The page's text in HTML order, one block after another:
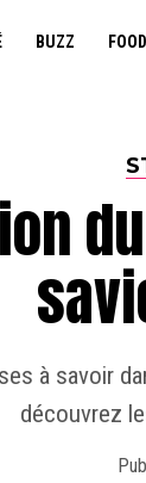
BUZZ FOOD
à savoir
découvrez